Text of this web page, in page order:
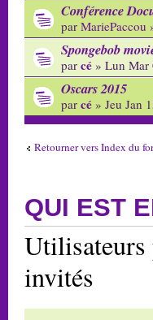
Conférence
par MariePaccou
Spongebob
par cé » Lun Mar
Oscars 2015
par cé » Jeu Jan
Retourner vers Index du
QUI EST
Utilisateurs
invités